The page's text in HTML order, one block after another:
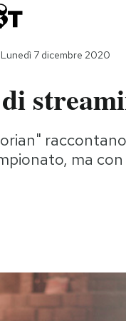
Lunedì 7 dicembre 2020
ma